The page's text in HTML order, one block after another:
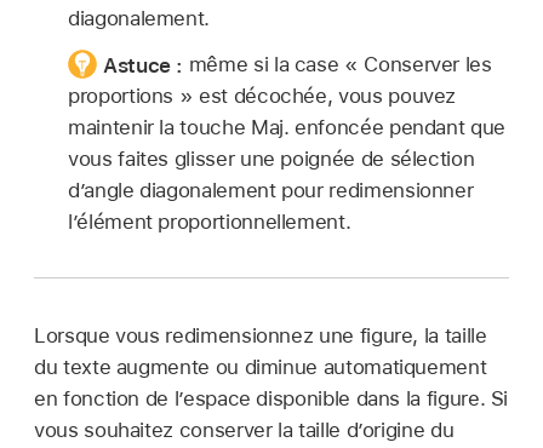
diagonalement.
Astuce : même si la case « Conserver les
proportions » est décochée, vous pouvez
maintenir la touche Maj. enfoncée pendant que
vous faites glisser une poignée de sélection
d’angle diagonalement pour redimensionner
l’élément proportionnellement.
Lorsque vous redimensionnez une figure, la taille
du texte augmente ou diminue automatiquement
en fonction de l’espace disponible dans la figure. Si
vous souhaitez conserver la taille d’origine du